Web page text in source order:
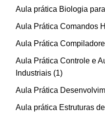
Aula prática Biologia
Aula Prática Comandos
Aula Prática
Aula Prática Controle e
Industriais 1
Aula Prática
Aula prática Estruturas de